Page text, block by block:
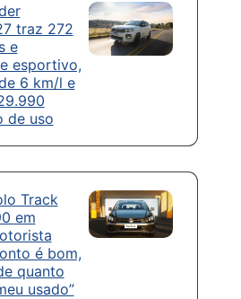
traz 272
e
esportivo,
6 km/l e
de uso
Track
em
é bom,
quanto
usado”